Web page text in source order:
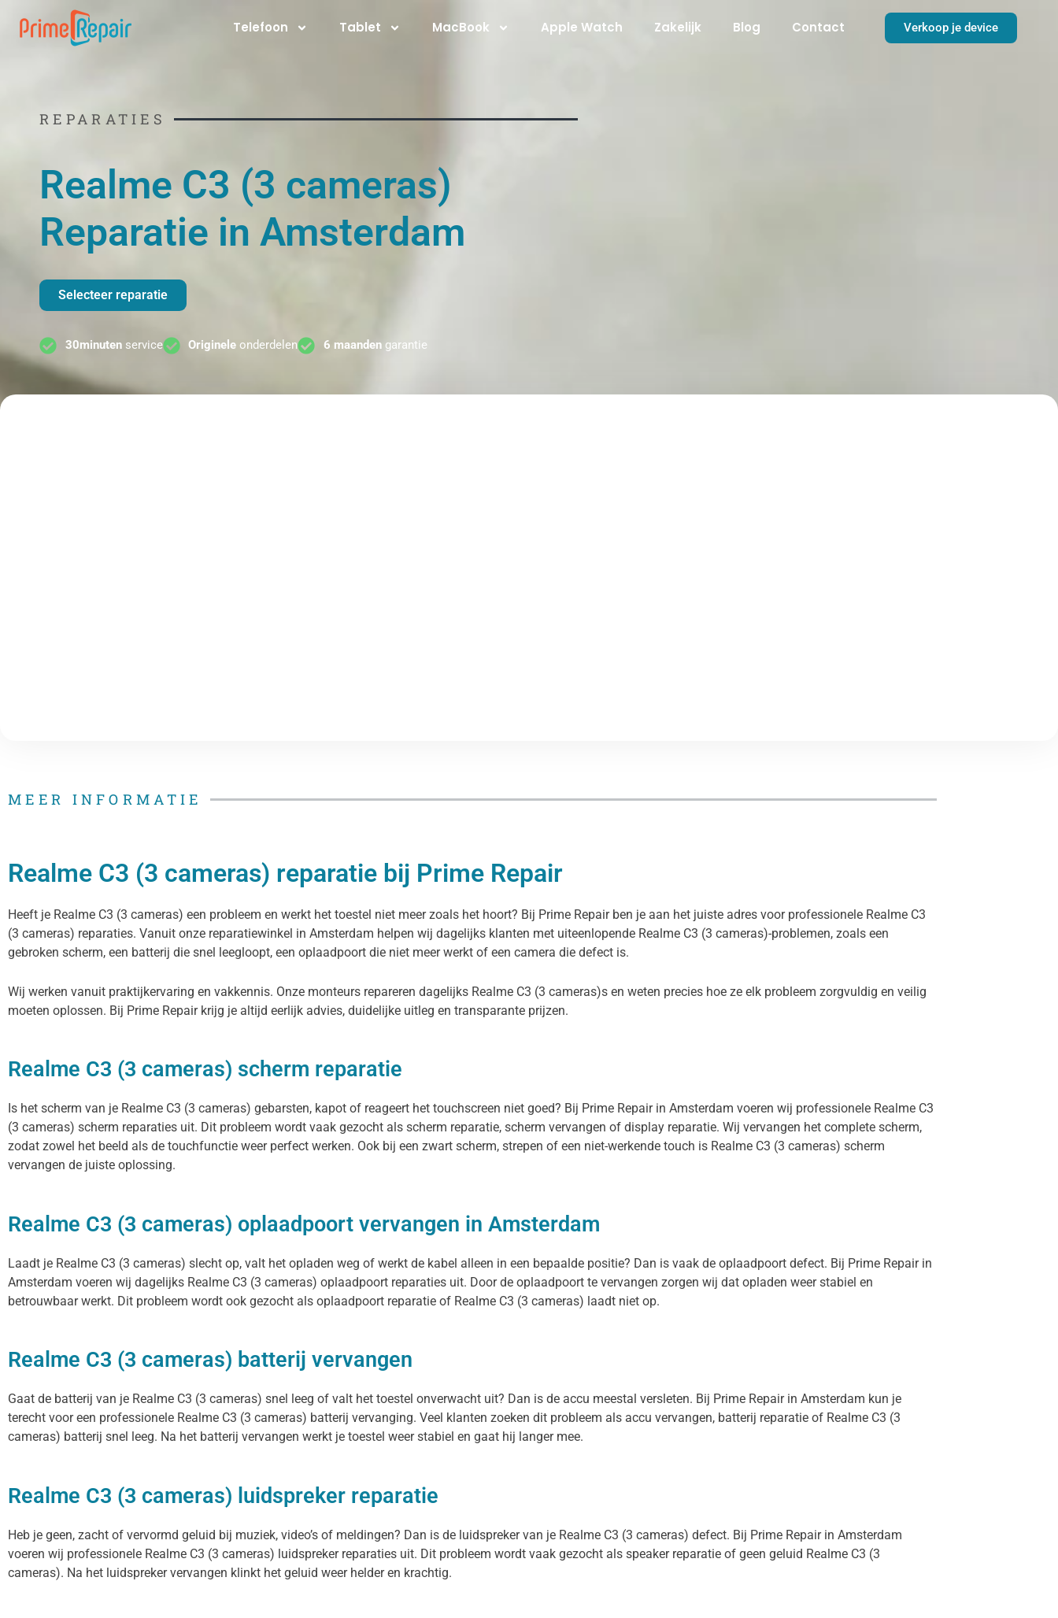
naar
Telefoon Tablet MacBook Apple Watch Zakelijk Blog Contact Verkoop je device
REPARATIES
Realme C3 (3 cameras)
Reparatie in Amsterdam
Selecteer reparatie
30minutenservice Originele onderdelen 6 maandengarantie
MEER INFORMATIE
Realme C3 (3 cameras) reparatie bij Prime Repair
Heeft je Realme C3 (3 cameras) een probleem en werkt het toestel niet meer zoals het hoort? Bij Prime Repair ben je aan het juiste adres voor professionele Realme C3
(3 cameras) reparaties. Vanuit onze reparatiewinkel in Amsterdam helpen wij dagelijks klanten met uiteenlopende Realme C3 (3 cameras)-problemen, zoals een
gebroken scherm, een batterij die snel leegloopt, een oplaadpoort die niet meer werkt of een camera die defect is.
Wij werken vanuit praktijkervaring en vakkennis. Onze monteurs repareren dagelijks Realme C3 (3 cameras)s en weten precies hoe ze elk probleem zorgvuldig en veilig
moeten oplossen. Bij Prime Repair krijg je altijd eerlijk advies, duidelijke uitleg en transparante prijzen.
Realme C3 (3 cameras) scherm reparatie
Is het scherm van je Realme C3 (3 cameras) gebarsten, kapot of reageert het touchscreen niet goed? Bij Prime Repair in Amsterdam voeren wij professionele Realme C3
(3 cameras) scherm reparaties uit. Dit probleem wordt vaak gezocht als scherm reparatie, scherm vervangen of display reparatie. Wij vervangen het complete scherm,
zodat zowel het beeld als de touchfunctie weer perfect werken. Ook bij een zwart scherm, strepen of een niet-werkende touch is Realme C3 (3 cameras) scherm
vervangen de juiste oplossing.
Realme C3 (3 cameras) oplaadpoort vervangen in Amsterdam
Laadt je Realme C3 (3 cameras) slecht op, valt het opladen weg of werkt de kabel alleen in een bepaalde positie? Dan is vaak de oplaadpoort defect. Bij Prime Repair in
Amsterdam voeren wij dagelijks Realme C3 (3 cameras) oplaadpoort reparaties uit. Door de oplaadpoort te vervangen zorgen wij dat opladen weer stabiel en
betrouwbaar werkt. Dit probleem wordt ook gezocht als oplaadpoort reparatie of Realme C3 (3 cameras) laadt niet op.
Realme C3 (3 cameras) batterij vervangen
Gaat de batterij van je Realme C3 (3 cameras) snel leeg of valt het toestel onverwacht uit? Dan is de accu meestal versleten. Bij Prime Repair in Amsterdam kun je
terecht voor een professionele Realme C3 (3 cameras) batterij vervanging. Veel klanten zoeken dit probleem als accu vervangen, batterij reparatie of Realme C3 (3
cameras) batterij snel leeg. Na het batterij vervangen werkt je toestel weer stabiel en gaat hij langer mee.
Realme C3 (3 cameras) luidspreker reparatie
Heb je geen, zacht of vervormd geluid bij muziek, video’s of meldingen? Dan is de luidspreker van je Realme C3 (3 cameras) defect. Bij Prime Repair in Amsterdam
voeren wij professionele Realme C3 (3 cameras) luidspreker reparaties uit. Dit probleem wordt vaak gezocht als speaker reparatie of geen geluid Realme C3 (3
cameras). Na het luidspreker vervangen klinkt het geluid weer helder en krachtig.